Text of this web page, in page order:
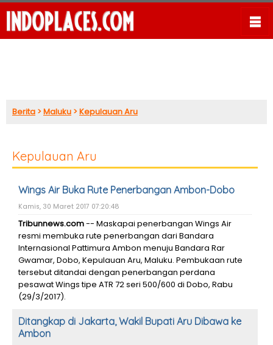
Berita >Maluku >Kepulauan Aru
Kepulauan Aru
Wings Air Buka Rute Penerbangan Ambon-Dobo
Kamis, 30 Maret 2017 07:20:48
Tribunnews.com-- Maskapai penerbangan Wings Air
resmi membuka rute penerbangan dari Bandara
Internasional Pattimura Ambon menuju Bandara Rar
Gwamar, Dobo, Kepulauan Aru, Maluku. Pembukaan rute
tersebut ditandai dengan penerbangan perdana
pesawat Wings tipe ATR 72 seri 500/600 di Dobo, Rabu
(29/3/2017).
Ditangkap di Jakarta, Wakil Bupati Aru Dibawa ke
Ambon